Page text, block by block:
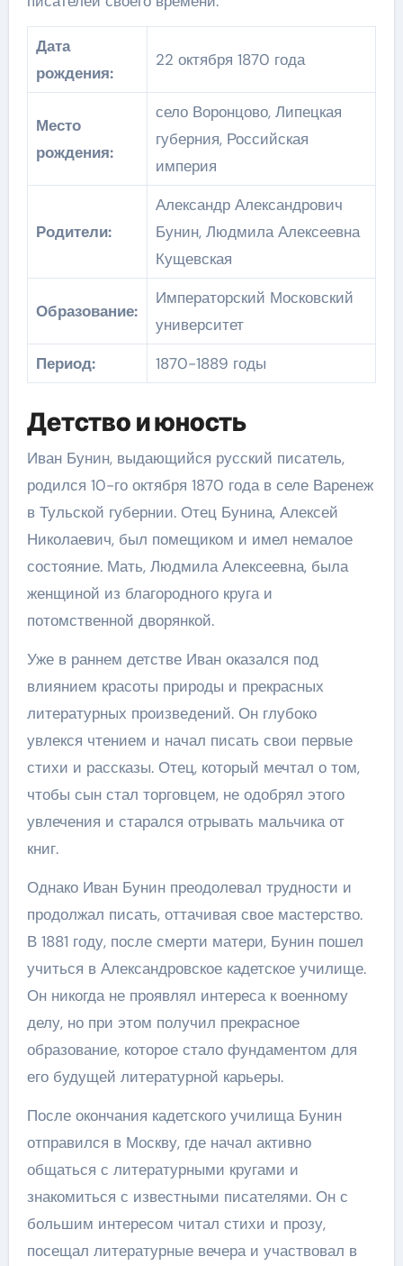
Дата
рождения:
22 октября 1870 года
Место
рождения:
село Воронцово, Липецкая
губерния, Российская
империя
Родители:
Александр Александрович
Бунин, Людмила Алексеевна
Кущевская
Образование:
Императорский Московский
университет
Период:
1870-1889 годы
Детство и юность
Иван Бунин, выдающийся русский писатель,
родился 10-го октября 1870 года в селе Варенеж
в Тульской губернии. Отец Бунина, Алексей
Николаевич, был помещиком и имел немалое
состояние. Мать, Людмила Алексеевна, была
женщиной из благородного круга и
потомственной дворянкой.
Уже в раннем детстве Иван оказался под
влиянием красоты природы и прекрасных
литературных произведений. Он глубоко
увлекся чтением и начал писать свои первые
стихи и рассказы. Отец, который мечтал о том,
чтобы сын стал торговцем, не одобрял этого
увлечения и старался отрывать мальчика от
книг.
Однако Иван Бунин преодолевал трудности и
продолжал писать, оттачивая свое мастерство.
В 1881 году, после смерти матери, Бунин пошел
учиться в Александровское кадетское училище.
Он никогда не проявлял интереса к военному
делу, но при этом получил прекрасное
образование, которое стало фундаментом для
его будущей литературной карьеры.
После окончания кадетского училища Бунин
отправился в Москву, где начал активно
общаться с литературными кругами и
знакомиться с известными писателями. Он с
большим интересом читал стихи и прозу,
посещал литературные вечера и участвовал в